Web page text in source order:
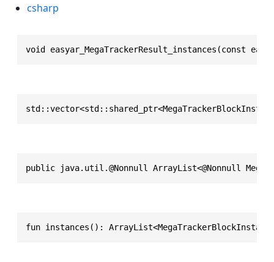
csharp
void easyar_MegaTrackerResult_instances(const
public java.util.@Nonnull ArrayList<@Nonnull
fun instances():